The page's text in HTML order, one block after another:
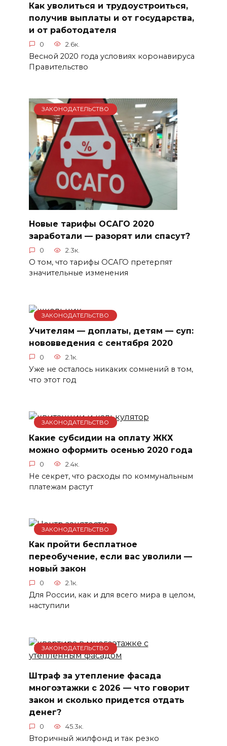
Как уволиться и трудоустроиться,
получив выплаты и от государства,
и от работодателя
0 2.6к.
Весной 2020 года условиях коронавируса
Правительство
ЗАКОНОДАТЕЛЬСТВО
Новые тарифы ОСАГО 2020
заработали — разорят или спасут?
0 2.3к.
О том, что тарифы ОСАГО претерпят
значительные изменения
ЗАКОНОДАТЕЛЬСТВО
Учителям — доплаты, детям — суп:
нововведения с сентября 2020
0 2.1к.
Уже не осталось никаких сомнений в том,
что этот год
ЗАКОНОДАТЕЛЬСТВО
Какие субсидии на оплату ЖКХ
можно оформить осенью 2020 года
0 2.4к.
Не секрет, что расходы по коммунальным
платежам растут
ЗАКОНОДАТЕЛЬСТВО
Как пройти бесплатное
переобучение, если вас уволили —
новый закон
0 2.1к.
Для России, как и для всего мира в целом,
наступили
ЗАКОНОДАТЕЛЬСТВО
Штраф за утепление фасада
многоэтажки с 2026 — что говорит
закон и сколько придется отдать
денег?
0 45.3к.
Вторичный жилфонд и так резко